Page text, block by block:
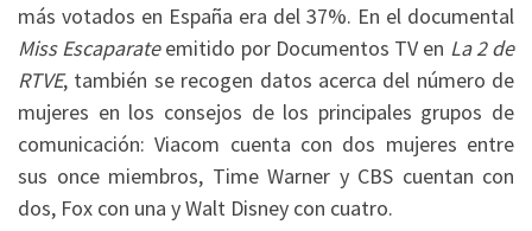
más votados en España era del 37%. En el documental
Miss Escaparateemitido por Documentos TV en La 2 de
RTVE, también se recogen datos acerca del número de
mujeres en los consejos de los principales grupos de
comunicación: Viacom cuenta con dos mujeres entre
sus once miembros, Time Warner y CBS cuentan con
dos, Fox con una y Walt Disney con cuatro.